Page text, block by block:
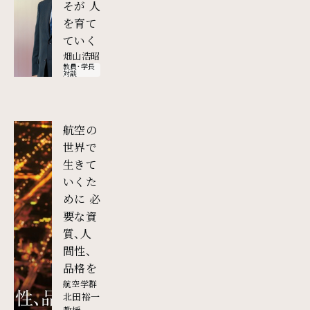
そが 人
を育て
ていく
畑山浩昭
教員・学長
対談
航空の
世界で
生きて
いくた
めに 必
要な資
質、人
間性、
品格を
航空学群
北田裕一